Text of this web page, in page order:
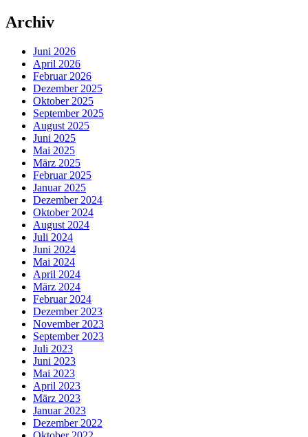
Archiv
Juni 2026
April 2026
Februar 2026
Dezember 2025
Oktober 2025
September 2025
August 2025
Juni 2025
Mai 2025
März 2025
Februar 2025
Januar 2025
Dezember 2024
Oktober 2024
August 2024
Juli 2024
Juni 2024
Mai 2024
April 2024
März 2024
Februar 2024
Dezember 2023
November 2023
September 2023
Juli 2023
Juni 2023
Mai 2023
April 2023
März 2023
Januar 2023
Dezember 2022